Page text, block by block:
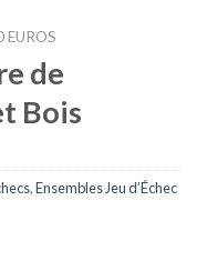
EUROS
de
Bois
,Ensembles Jeu d’Échec